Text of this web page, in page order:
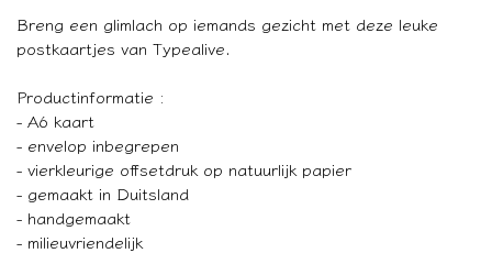
Breng een glimlach op iemands gezicht met deze leuke
postkaartjes van Typealive.
Productinformatie :
- A6 kaart
- envelop inbegrepen
- vierkleurige offsetdruk op natuurlijk papier
- gemaakt in Duitsland
- handgemaakt
- milieuvriendelijk